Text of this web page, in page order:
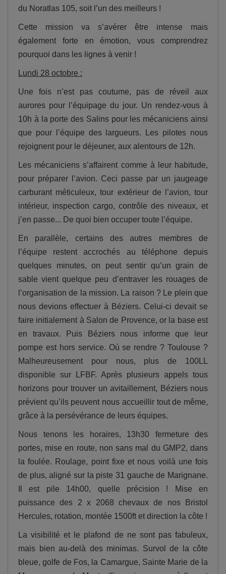
du Noratlas 105, soit l’un des meilleurs !
Cette mission va s’avérer être intense mais
également forte en émotion, vous comprendrez
pourquoi dans les lignes à venir !
Lundi 28 octobre :
Une fois n’est pas coutume, pas de réveil aux
aurores pour l’équipage du jour. Un rendez-vous à
10h à la porte des Salins pour les mécaniciens ainsi
que pour l’équipe des largueurs. Les pilotes nous
rejoignent pour le déjeuner, aux alentours de 12h.
Les mécaniciens s’affairent comme à leur habitude,
pour préparer l’avion. Ceci passe par un jaugeage
carburant méticuleux, tour extérieur de l’avion, tour
intérieur, inspection cargo, contrôle des niveaux, et
j’en passe... De quoi bien occuper toute l’équipe.
En parallèle, certains des autres membres de
l’équipe restent accrochés au téléphone depuis
quelques minutes, on peut sentir qu’un grain de
sable vient quelque peu d’entraver les rouages de
l’organisation de la mission. La raison ? Le plein que
nous devions effectuer à Béziers. Celui-ci devait se
faire initialement à Salon de Provence, or la base est
en travaux. Puis Béziers nous informe que leur
pompe est hors service. Où se rendre ? Toulouse ?
Malheureusement pour nous, plus de 100LL
disponible sur LFBF. Après plusieurs appels tous
horizons pour trouver un avitaillement, Béziers nous
prévient qu’ils peuvent nous accueillir tout de même,
grâce à la persévérance de leurs équipes.
Nous tenons les horaires, 13h30 fermeture des
portes, mise en route, non sans mal du GMP2, dans
la foulée. Roulage, point fixe et nous voilà une fois
de plus, aligné sur la piste 31 gauche de Marignane.
Il est pile 14h00, quelle précision ! Mise en
puissance des 2 x 2068 chevaux de nos Bristol
Hercules, rotation, montée 1500ft et direction la côte !
La visibilité et le plafond de ne sont pas fabuleux,
mais bien au-delà des minimas. Survol de la côte
bleue, golfe de Fos, la Camargue, Sainte Marie de la